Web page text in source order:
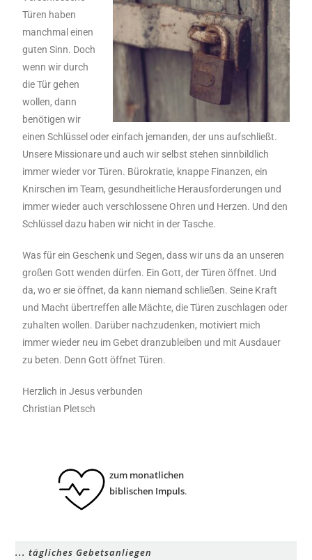
Türen haben
manchmal einen
guten Sinn. Doch
wenn wir durch
die Tür gehen
wollen, dann
benötigen wir
einen Schlüssel oder einfach jemanden, der uns aufschließt.
Unsere Missionare und auch wir selbst stehen sinnbildlich
immer wieder vor Türen. Bürokratie, knappe Finanzen, ein
Knirschen im Team, gesundheitliche Herausforderungen und
immer wieder auch verschlossene Ohren und Herzen. Und den
Schlüssel dazu haben wir nicht in der Tasche.
Was für ein Geschenk und Segen, dass wir uns da an unseren
großen Gott wenden dürfen. Ein Gott, der Türen öffnet. Und
da, wo er sie öffnet, da kann niemand schließen. Seine Kraft
und Macht übertreffen alle Mächte, die Türen zuschlagen oder
zuhalten wollen. Darüber nachzudenken, motiviert mich
immer wieder neu im Gebet dranzubleiben und mit Ausdauer
zu beten. Denn Gott öffnet Türen.
Herzlich in Jesus verbunden
Christian Pletsch
zum monatlichen
biblischen Impuls.
... tägliches Gebetsanliegen